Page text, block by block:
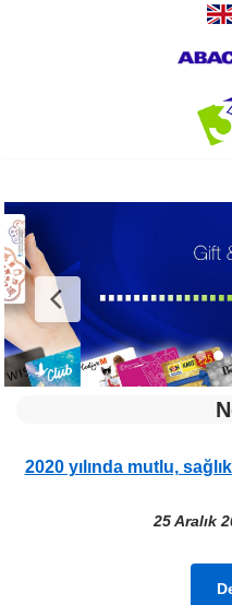
2020 yılında mutlu,
25 Aralık